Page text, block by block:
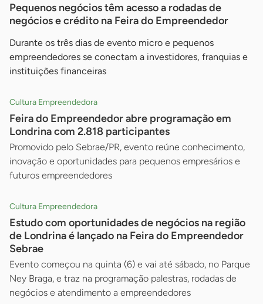
Pequenos negócios têm acesso a rodadas de
negócios e crédito na Feira do Empreendedor
Durante os três dias de evento micro e pequenos
empreendedores se conectam a investidores, franquias e
instituições financeiras
Cultura Empreendedora
Feira do Empreendedor abre programação em
Londrina com 2.818 participantes
Promovido pelo Sebrae/PR, evento reúne conhecimento,
inovação e oportunidades para pequenos empresários e
futuros empreendedores
Cultura Empreendedora
Estudo com oportunidades de negócios na região
de Londrina é lançado na Feira do Empreendedor
Sebrae
Evento começou na quinta (6) e vai até sábado, no Parque
Ney Braga, e traz na programação palestras, rodadas de
negócios e atendimento a empreendedores